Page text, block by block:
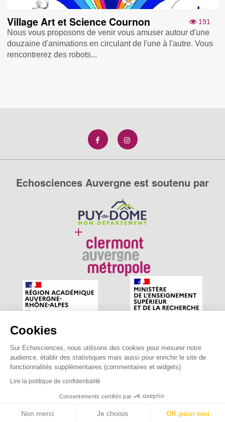
Cookies
Sur Echosciences, nous utilisons des cookies pour mesurer notre
audience, établir des statistiques mais aussi pour enrichir le site de
fonctionnalités supplémentaires (commentaires et widgets).
Lire la politique de confidentialité
Consentements certifiés par
Non merci Je choisis OK pour moi
191
Village Art et Science Cournon
Nous vous proposons de venir vous amuser autour d'une
douzaine d'animations en circulant de l'une à l'autre. Vous
rencontrerez des robots...
Echosciences Auvergne est soutenu par
Echosciences Auvergne est le réseau social des amateurs
de sciences et de technologies du territoire. Propulsé par
astu'sciences.
Mentions légales|Politique de confidentialité
Ligne éditoriale